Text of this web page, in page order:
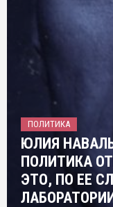
ПОЛИТИКА
ЮЛИЯ
ПОЛИТИКА
ЭТО, ПО ЕЕ